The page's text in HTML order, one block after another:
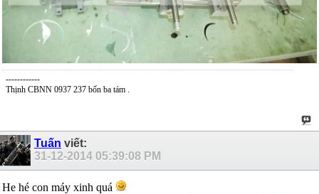
------------
Thịnh CBNN 0937 237 bốn ba tám .
Tuấn viết:
31-12-2014 05:39:08 PM
He hé con máy xinh quá